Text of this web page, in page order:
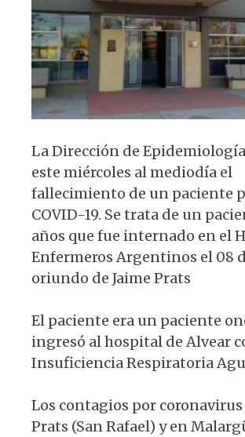
p
o
k
La Dirección de
este miércoles al mediodía el
fallecimiento de un paciente
COVID-19. Se trata de un
años que fue internado en el
Enfermeros Argentinos el 08
oriundo de Jaime Prats
El paciente era un paciente
ingresó al hospital de Alvear
Insuficiencia Respiratoria
Los contagios por coronavirus
Prats (San Rafael) y en